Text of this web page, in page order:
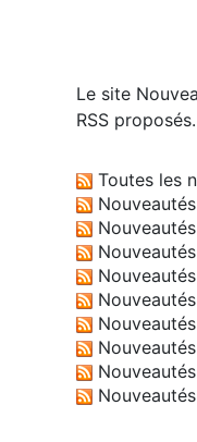
Le site
RSS proposés.
Toutes les